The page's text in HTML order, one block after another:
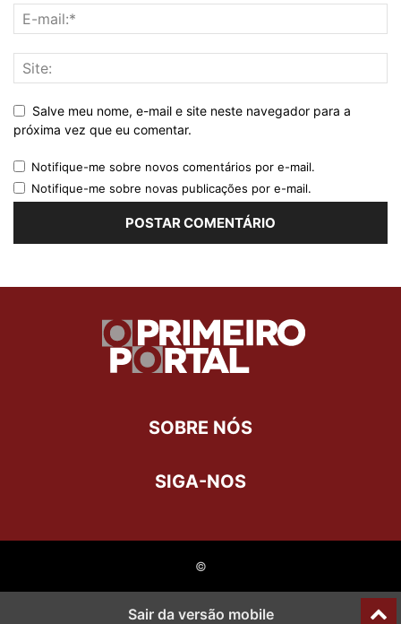
Salve meu nome, e-mail e site neste navegador para a
próxima vez que eu comentar.
Notifique-me sobre novos comentários por e-mail.
Notifique-me sobre novas publicações por e-mail.
SOBRE NÓS
SIGA-NOS
©
Sair da versão mobile